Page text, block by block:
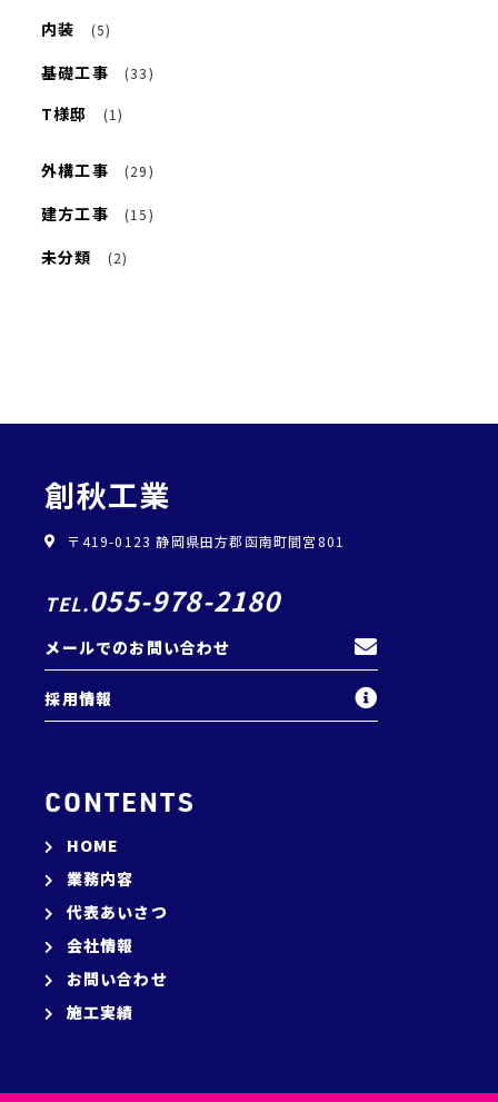
内装 (5)
基礎工事 (33)
T様邸 (1)
外構工事 (29)
建方工事 (15)
未分類 (2)
創秋工業
〒419-0123 静岡県田方郡函南町間宮801
TEL.055-978-2180
メールでのお問い合わせ
採用情報
HOME
業務内容
代表あいさつ
会社情報
お問い合わせ
施工実績